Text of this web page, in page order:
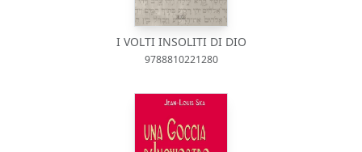
I VOLTI INSOLITI DI DIO
9788810221280